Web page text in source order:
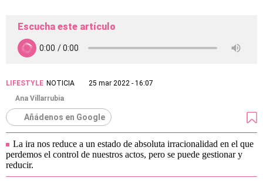
Escucha este artículo
LIFESTYLE NOTICIA
25 mar 2022 - 16:07
Ana Villarrubia
Añádenos en Google
La ira nos reduce a un estado de absoluta irracionalidad en el que
perdemos el control de nuestros actos, pero se puede gestionar y
reducir.